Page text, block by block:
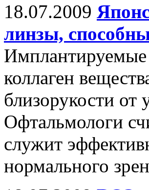
18.07.2009
линзы,
Имплантируемые
коллаген
близорукости от
Офтальмологи
служит
нормального